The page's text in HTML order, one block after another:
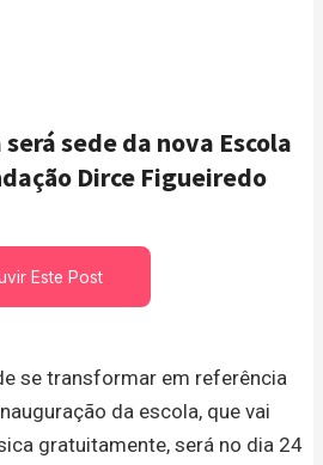
sede da nova Escola
Dirce Figueiredo
Este Post
se transformar em referência
da escola, que vai
gratuitamente, será no dia 24